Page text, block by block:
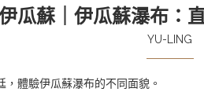
瓜蘇｜伊瓜蘇瀑布：
YU-LING
體驗伊瓜蘇瀑布的不同面貌。